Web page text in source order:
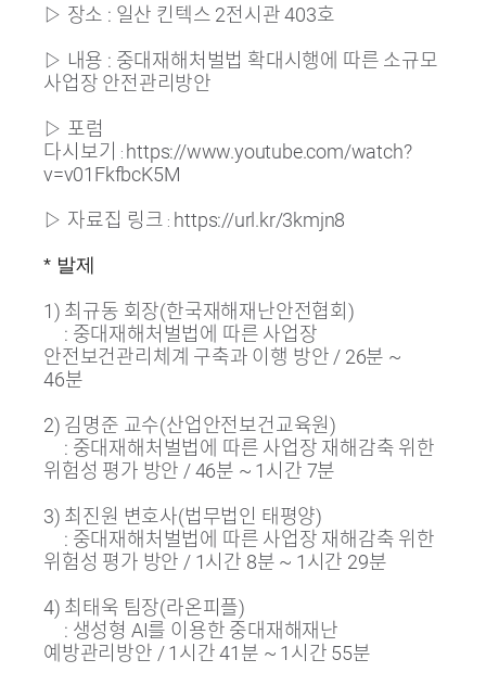
▷ 장소 : 일산 킨텍스 2전시관 403호
▷ 내용 : 중대재해처벌법 확대시행에 따른 소규모
사업장 안전관리방안
▷ 포럼
다시보기
: https://www.youtube.com/watch?
v=v01FkfbcK5M
▷ 자료집 링크 : https://url.kr/3kmjn8
* 발제
1) 최규동 회장(한국재해재난안전협회)
: 중대재해처벌법에 따른 사업장
안전보건관리체계 구축과 이행 방안 / 26분 ~
46분
2) 김명준 교수(산업안전보건교육원)
: 중대재해처벌법에 따른 사업장 재해감축 위한
위험성 평가 방안 / 46분 ~ 1시간 7분
3) 최진원 변호사(법무법인 태평양)
: 중대재해처벌법에 따른 사업장 재해감축 위한
위험성 평가 방안 / 1시간 8분 ~ 1시간 29분
4) 최태욱 팀장(라온피플)
: 생성형 AI를 이용한 중대재해재난
예방관리방안 / 1시간 41분 ~ 1시간 55분